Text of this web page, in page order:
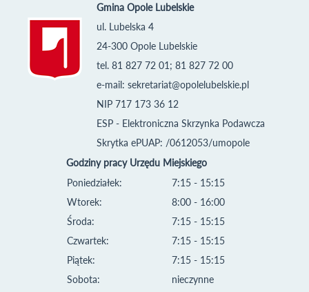
Gmina Opole Lubelskie
ul. Lubelska 4
24-300 Opole Lubelskie
tel. 81 827 72 01; 81 827 72 00
e-mail: sekretariat@opolelubelskie.pl
NIP 717 173 36 12
ESP - Elektroniczna Skrzynka Podawcza
Skrytka ePUAP: /0612053/umopole
Godziny pracy Urzędu Miejskiego
Poniedziałek:
Wtorek:
Środa:
Czwartek:
Piątek:
Sobota:
7:15 - 15:15
8:00 - 16:00
7:15 - 15:15
7:15 - 15:15
7:15 - 15:15
nieczynne